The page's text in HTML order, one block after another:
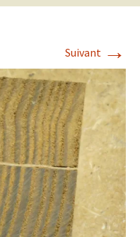
Suivant →